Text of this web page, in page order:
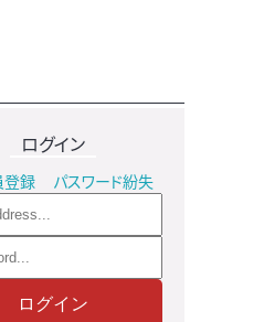
ログイン
登録 パスワード紛失
ログイン